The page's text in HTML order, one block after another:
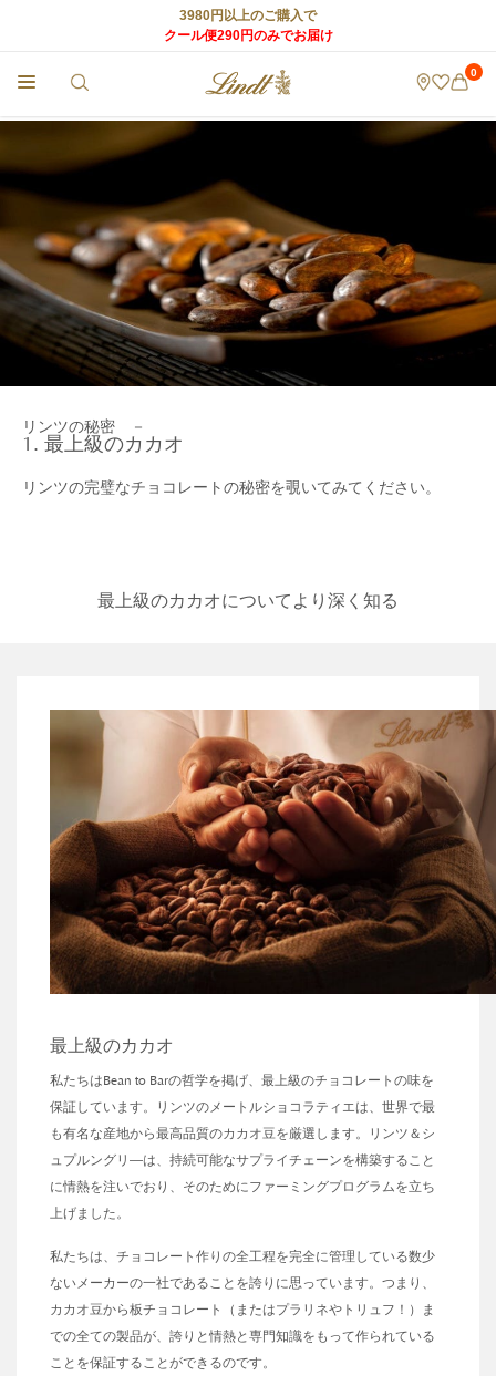
3980円以上のご購入で
クール便290円のみでお届け
0
リンツの秘密 －
1. 最上級のカカオ
リンツの完璧なチョコレートの秘密を覗いてみてください。
最上級のカカオについてより深く知る
最上級のカカオ
私たちはBean to Barの哲学を掲げ、最上級のチョコレートの味を
保証しています。リンツのメートルショコラティエは、世界で最
も有名な産地から最高品質のカカオ豆を厳選します。リンツ＆シ
ュプルングリ―は、持続可能なサプライチェーンを構築すること
に情熱を注いでおり、そのためにファーミングプログラムを立ち
上げました。
私たちは、チョコレート作りの全工程を完全に管理している数少
ないメーカーの一社であることを誇りに思っています。つまり、
カカオ豆から板チョコレート（またはプラリネやトリュフ！）ま
での全ての製品が、誇りと情熱と専門知識をもって作られている
ことを保証することができるのです。